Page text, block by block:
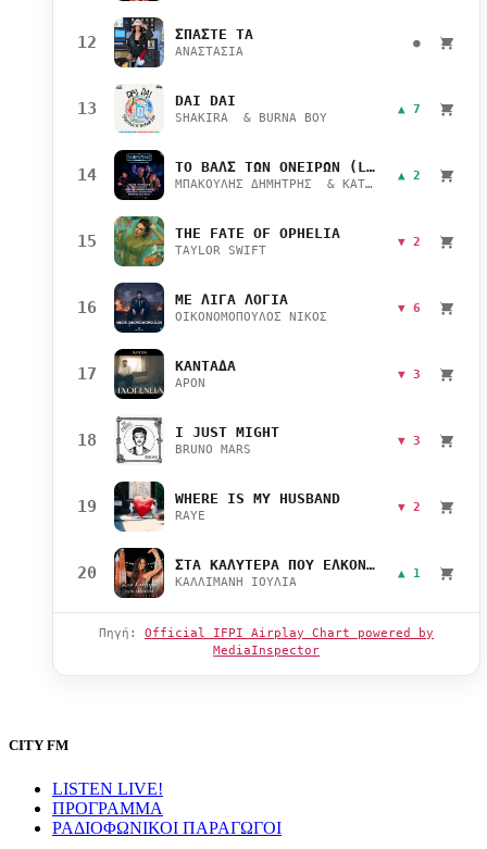
12 ΣΠΑΣΤΕ ΤΑ
ΑΝΑΣΤΑΣΙΑ
●
13 DAI DAI
SHAKIRA & BURNA BOY
▲ 7
14 ΤΟ ΒΑΛΣ ΤΩΝ ΟΝΕΙΡΩΝ (LIVE)
ΜΠΑΚΟΥΛΗΣ ΔΗΜΗΤΡΗΣ & ΚΑΤΣΙΜΙΧΑ ΜΑΡΙΑΝΑ
▲ 2
15 THE FATE OF OPHELIA
TAYLOR SWIFT
▼ 2
16 ΜΕ ΛΙΓΑ ΛΟΓΙΑ
ΟΙΚΟΝΟΜΟΠΟΥΛΟΣ ΝΙΚΟΣ
▼ 6
17 ΚΑΝΤΑΔΑ
APON
▼ 3
18 I JUST MIGHT
BRUNO MARS
▼ 3
19 WHERE IS MY HUSBAND
RAYE
▼ 2
20 ΣΤΑ ΚΑΛΥΤΕΡΑ ΠΟΥ ΕΛΚΟΝΤΑΙ
ΚΑΛΛΙΜΑΝΗ ΙΟΥΛΙΑ
▲ 1
Πηγή: Official IFPI Airplay Chart powered by
MediaInspector
CITY FM
LISTEN LIVE!
ΠΡΟΓΡΑΜΜΑ
ΡΑΔΙΟΦΩΝΙΚΟΙ ΠΑΡΑΓΩΓΟΙ